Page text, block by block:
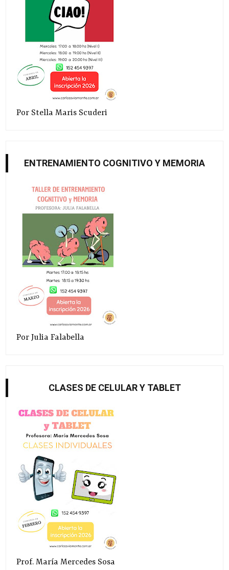
Por Stella Maris Scuderi
ENTRENAMIENTO COGNITIVO Y MEMORIA
Por Julia Falabella
CLASES DE CELULAR Y TABLET
Prof. María Mercedes Sosa